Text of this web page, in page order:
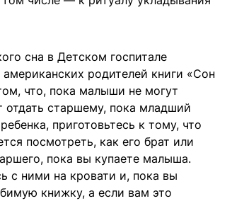
сна в Детском госпитале
родителей книги «Сон
что, пока малыши не могут
отдать старшему, пока младший
приготовьтесь к тому, что
посмотреть, как его брат или
пока вы купаете малыша.
с ними на кровати и, пока вы
книжку, а если вам это